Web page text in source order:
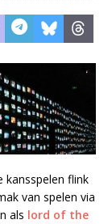
kansspelen flink
van spelen via
als lord of the